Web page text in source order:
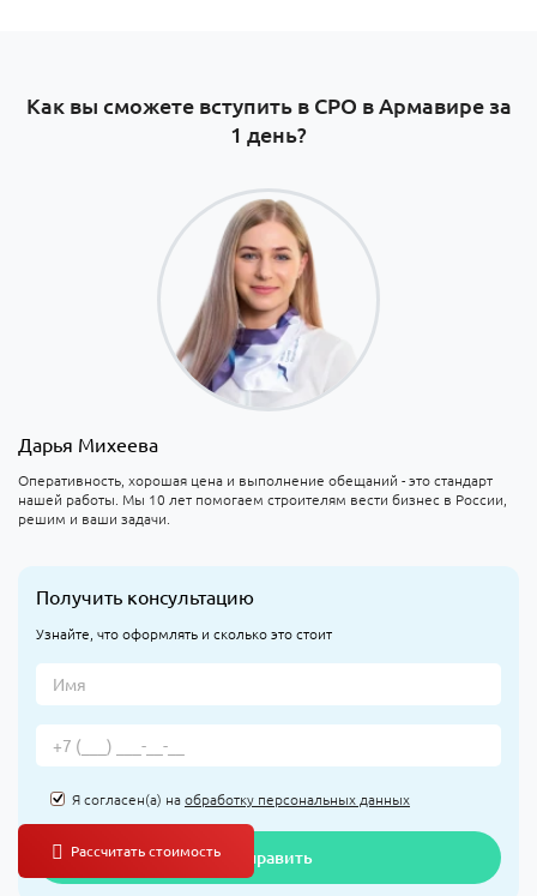
Как вы сможете вступить в СРО в Армавире за
1 день?
Дарья Михеева
Оперативность, хорошая цена и выполнение обещаний - это стандарт
нашей работы. Мы 10 лет помогаем строителям вести бизнес в России,
решим и ваши задачи.
Получить консультацию
Узнайте, что оформлять и сколько это стоит
Я согласен(а) наобработку персональных данных
Отправить